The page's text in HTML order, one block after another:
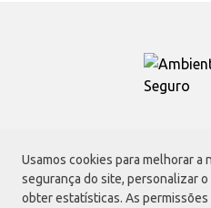
Usamos cookies para melhorar a
segurança do site, personalizar
obter estatísticas. As
Avenida Morvan Dias de Figueiredo,
02170-901 | CNPJ: